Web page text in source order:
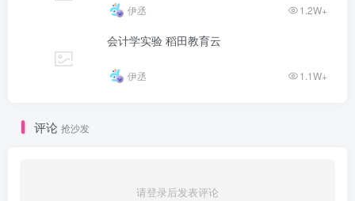
伊丞 1.2W+
会计学实验 稻田教育云
伊丞 1.1W+
评论 抢沙发
请登录后发表评论